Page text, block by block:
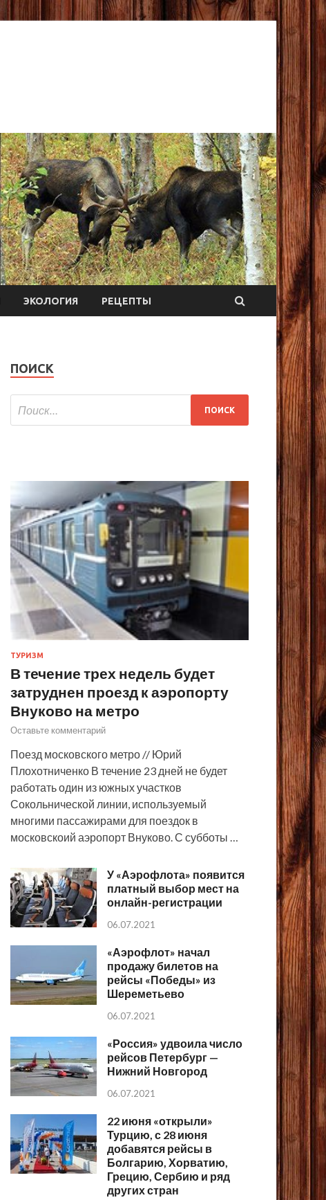
ЭКОЛОГИЯ РЕЦЕПТЫ
ПОИСК
ТУРИЗМ
В течение трех недель будет
затруднен проезд к аэропорту
Внуково на метро
Оставьте комментарий
Поезд московского метро // Юрий
Плохотниченко В течение 23 дней не будет
работать один из южных участков
Сокольнической линии, используемый
многими пассажирами для поездок в
московскоий аэропорт Внуково. С субботы …
У «Аэрофлота» появится
платный выбор мест на
онлайн-регистрации
06.07.2021
«Аэрофлот» начал
продажу билетов на
рейсы «Победы» из
Шереметьево
06.07.2021
«Россия» удвоила число
рейсов Петербург —
Нижний Новгород
06.07.2021
22 июня «открыли»
Турцию, с 28 июня
добавятся рейсы в
Болгарию, Хорватию,
Грецию, Сербию и ряд
других стран